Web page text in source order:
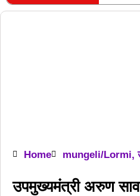
RECENT POSTS
Home mungeli/Lormi,
उपमुख्यमंत्री अरुण